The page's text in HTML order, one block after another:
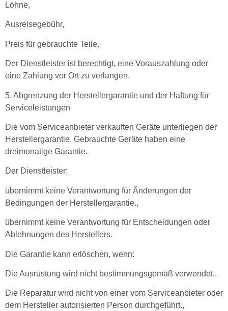
Löhne,
Ausreisegebühr,
Preis für gebrauchte Teile.
Der Dienstleister ist berechtigt, eine Vorauszahlung oder
eine Zahlung vor Ort zu verlangen.
5. Abgrenzung der Herstellergarantie und der Haftung für
Serviceleistungen
Die vom Serviceanbieter verkauften Geräte unterliegen der
Herstellergarantie. Gebrauchte Geräte haben eine
dreimonatige Garantie.
Der Dienstleister:
übernimmt keine Verantwortung für Änderungen der
Bedingungen der Herstellergarantie.,
übernimmt keine Verantwortung für Entscheidungen oder
Ablehnungen des Herstellers.
Die Garantie kann erlöschen, wenn:
Die Ausrüstung wird nicht bestimmungsgemäß verwendet.,
Die Reparatur wird nicht von einer vom Serviceanbieter oder
dem Hersteller autorisierten Person durchgeführt.,